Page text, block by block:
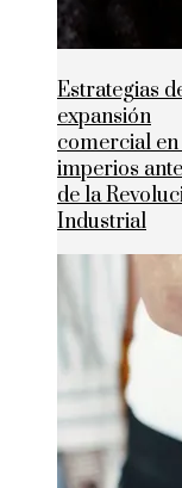
Estrategias
expansión
comercial en
imperios
de la
Industrial